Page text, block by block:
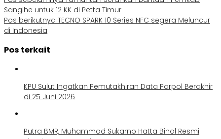
Sangihe untuk 12 KK di Petta Timur
Pos berikutnya TECNO SPARK 10 Series NFC segera Meluncur
di Indonesia
Pos terkait
KPU Sulut Ingatkan Pemutakhiran Data Parpol Berakhir
di 25 Juni 2026
Putra BMR, Muhammad Sukarno Hatta Binol Resmi